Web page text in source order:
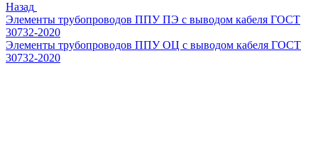
Назад
Элементы трубопроводов ППУ ПЭ с выводом кабеля ГОСТ
30732-2020
Элементы трубопроводов ППУ ОЦ с выводом кабеля ГОСТ
30732-2020